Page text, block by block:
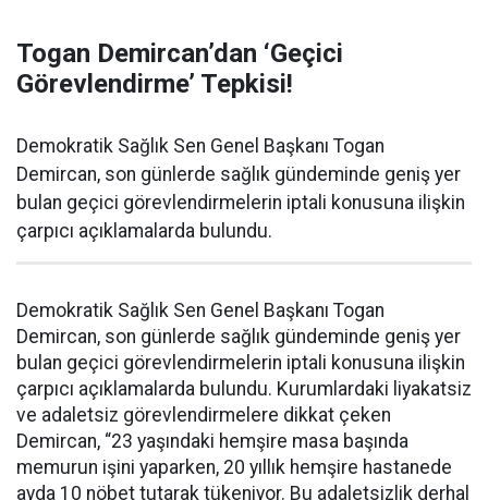
Togan Demircan’dan ‘Geçici
Görevlendirme’ Tepkisi!
Demokratik Sağlık Sen Genel Başkanı Togan
Demircan, son günlerde sağlık gündeminde geniş yer
bulan geçici görevlendirmelerin iptali konusuna ilişkin
çarpıcı açıklamalarda bulundu.
Demokratik Sağlık Sen Genel Başkanı Togan
Demircan, son günlerde sağlık gündeminde geniş yer
bulan geçici görevlendirmelerin iptali konusuna ilişkin
çarpıcı açıklamalarda bulundu. Kurumlardaki liyakatsiz
ve adaletsiz görevlendirmelere dikkat çeken
Demircan, “23 yaşındaki hemşire masa başında
memurun işini yaparken, 20 yıllık hemşire hastanede
ayda 10 nöbet tutarak tükeniyor. Bu adaletsizlik derhal